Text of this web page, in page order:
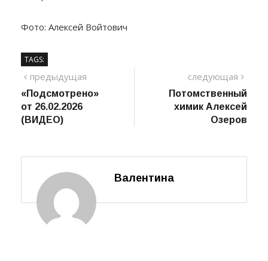
Фото: Алексей Войтович
TAGS:
Навигация
по
записям
предыдущая
«Подсмотрено»
от 26.02.2026
(ВИДЕО)
следующая
Потомственный
химик Алексей
Озеров
Валентина